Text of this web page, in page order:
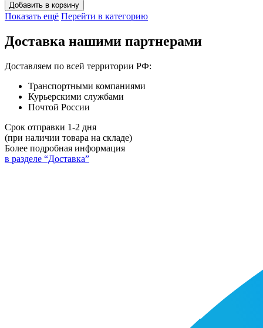
Добавить в корзину
Показать ещё Перейти в категорию
Доставка нашими партнерами
Доставляем по всей территории РФ:
Транспортными компаниями
Курьерскими службами
Почтой России
Срок отправки 1-2 дня
(при наличии товара на складе)
Более подробная информация
в разделе “Доставка”